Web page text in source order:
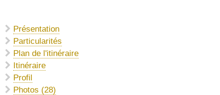
Présentation
Particularités
Plan de l'itinéraire
Itinéraire
Profil
Photos (28)